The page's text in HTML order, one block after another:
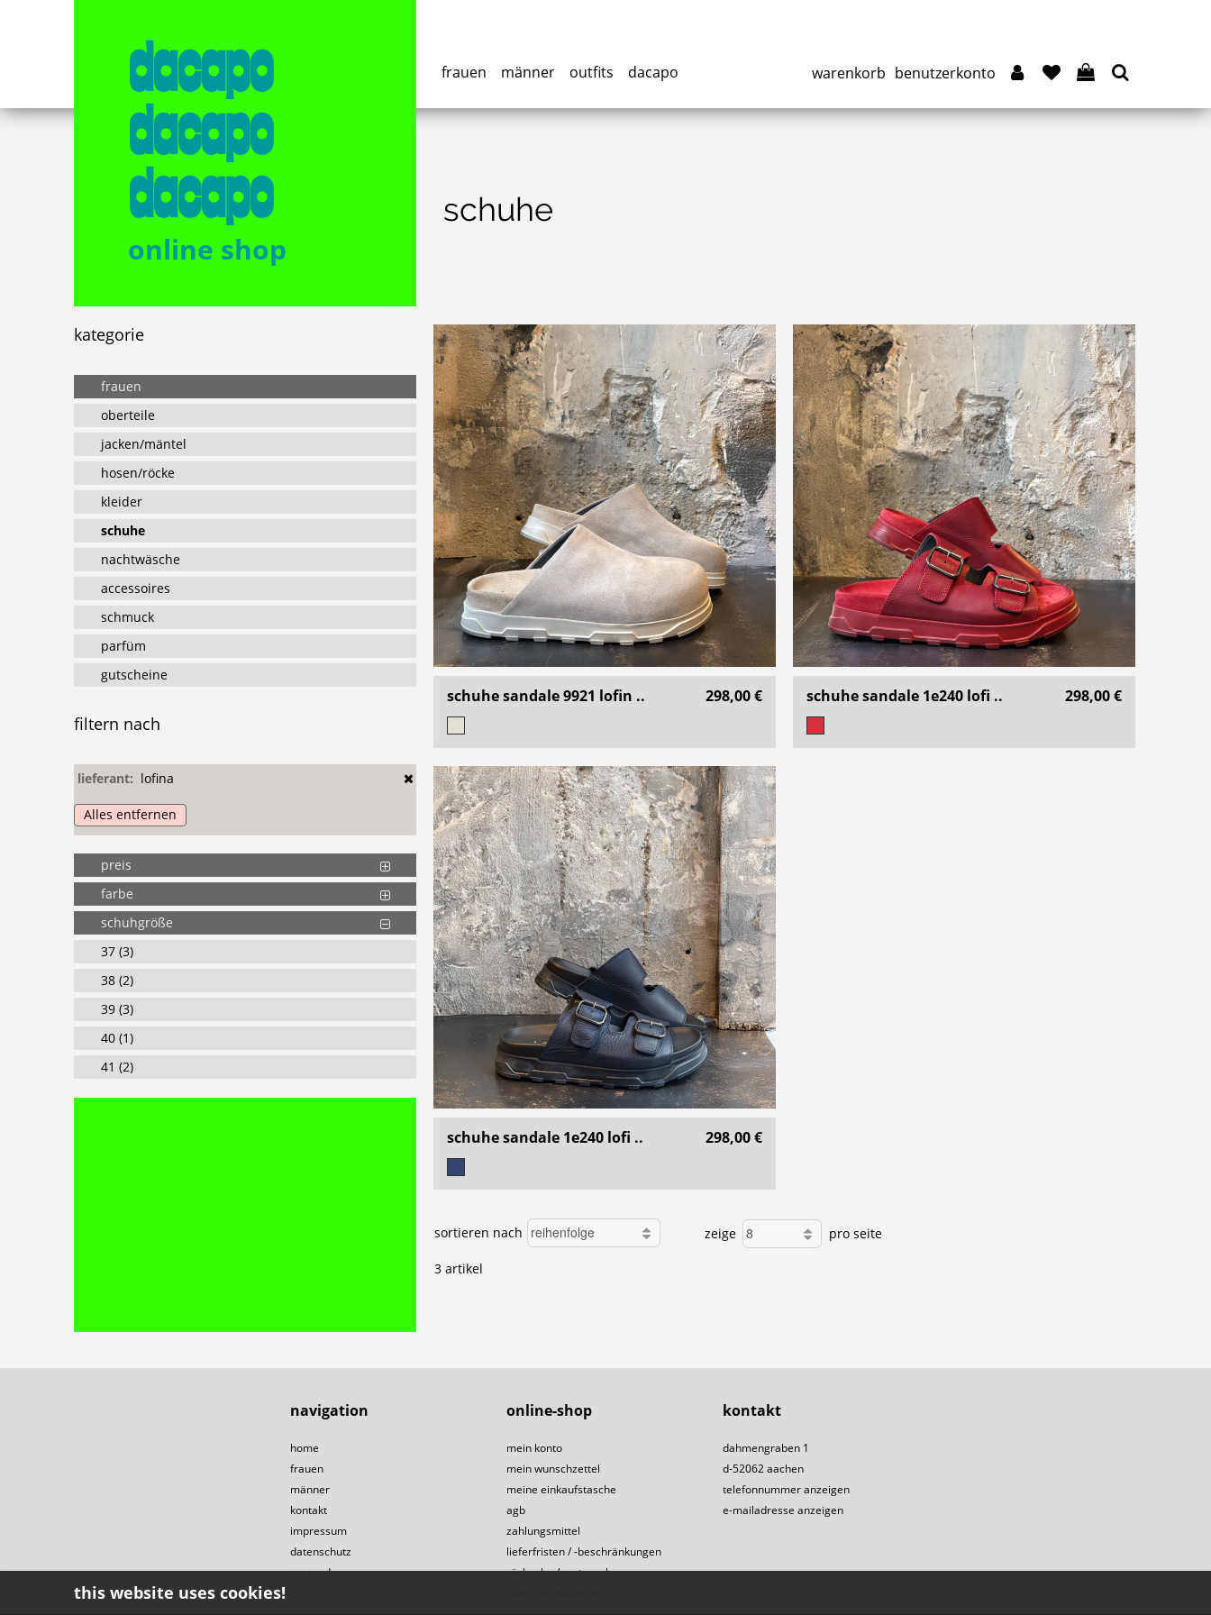
dacapo
dacapo
dacapo
online shop
frauen männer outfits dacapo benutzerkonto
warenkorb
kategorie
frauen
oberteile
jacken/mäntel
hosen/röcke
kleider
schuhe
nachtwäsche
accessoires
schmuck
parfüm
gutscheine
filtern nach
lieferant: lofina
Alles entfernen
preis
farbe
schuhgröße
37 (3)
38 (2)
39 (3)
40 (1)
41 (2)
schuhe
schuhe sandale 9921 lofin .. 298,00 € schuhe sandale 1e240 lofi .. 298,00 €
schuhe sandale 1e240 lofi .. 298,00 €
sortieren nach zeige pro seite
3 artikel
navigation
home
frauen
männer
kontakt
impressum
datenschutz
versand
online-shop
mein konto
mein wunschzettel
meine einkaufstasche
agb
zahlungsmittel
lieferfristen / -beschränkungen
rückgabe / umtausch
kontakt
dahmengraben 1
d-52062 aachen
telefonnummer anzeigen
e-mailadresse anzeigen
this website uses cookies!